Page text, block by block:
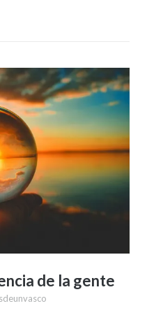
de la gente